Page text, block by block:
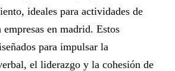
ideales para actividades de
en madrid. Estos
para impulsar la
el liderazgo y la cohesión de